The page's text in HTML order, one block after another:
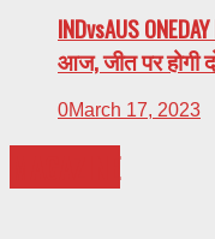
INDvsAUS
आज, जीत पर होगी
0March 17, 2023